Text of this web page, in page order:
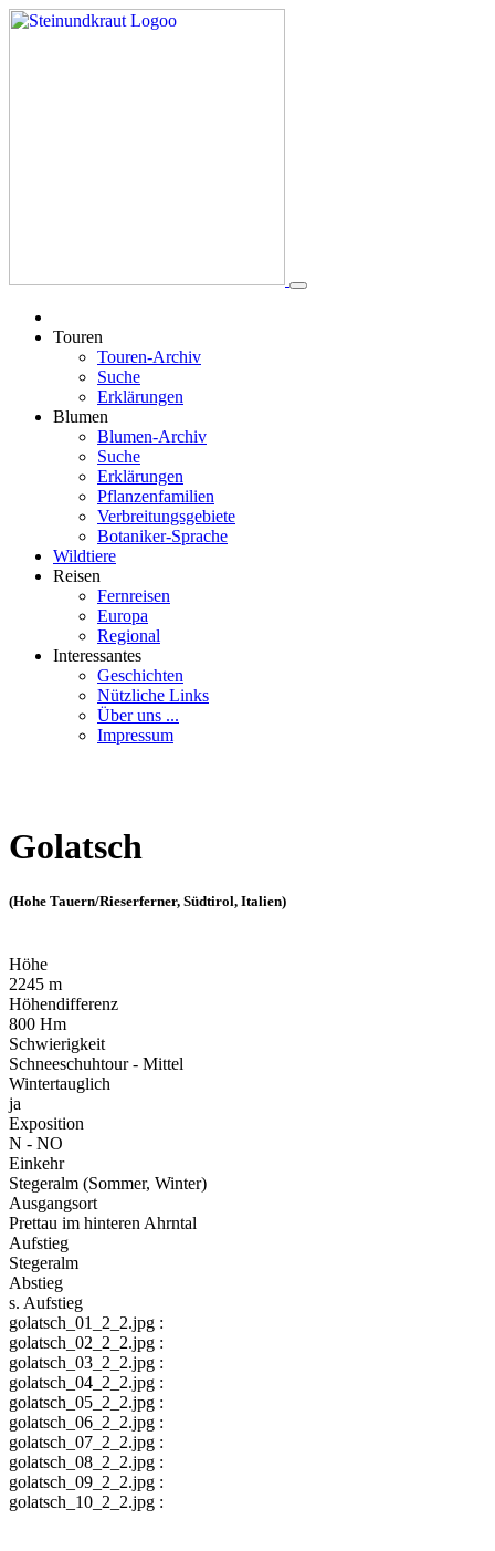
Touren
Touren-Archiv
Suche
Erklärungen
Blumen
Blumen-Archiv
Suche
Erklärungen
Pflanzenfamilien
Verbreitungsgebiete
Botaniker-Sprache
Wildtiere
Reisen
Fernreisen
Europa
Regional
Interessantes
Geschichten
Nützliche Links
Über uns ...
Impressum
Golatsch
(Hohe Tauern/Rieserferner, Südtirol, Italien)
Höhe
2245 m
Höhendifferenz
800 Hm
Schwierigkeit
Schneeschuhtour - Mittel
Wintertauglich
ja
Exposition
N - NO
Einkehr
Stegeralm (Sommer, Winter)
Ausgangsort
Prettau im hinteren Ahrntal
Aufstieg
Stegeralm
Abstieg
s. Aufstieg
golatsch_01_2_2.jpg :
golatsch_02_2_2.jpg :
golatsch_03_2_2.jpg :
golatsch_04_2_2.jpg :
golatsch_05_2_2.jpg :
golatsch_06_2_2.jpg :
golatsch_07_2_2.jpg :
golatsch_08_2_2.jpg :
golatsch_09_2_2.jpg :
golatsch_10_2_2.jpg :